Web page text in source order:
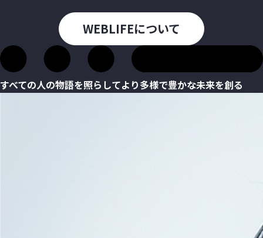
WEBLIFEについて
すべての人の物語を照らしてより多様で豊かな未来を創る